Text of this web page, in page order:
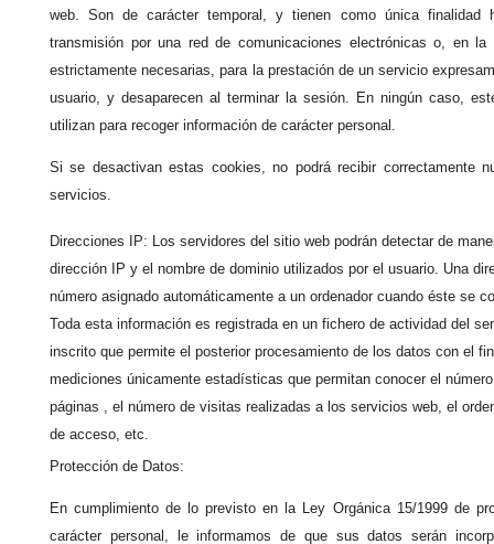
web. Son de carácter temporal, y tienen como única finalidad
transmisión por una red de comunicaciones electrónicas o, en la
estrictamente necesarias, para la prestación de un servicio
usuario, y desaparecen al terminar la sesión. En ningún caso,
utilizan para recoger información de carácter personal.
Si se desactivan estas cookies, no podrá recibir correctamente
servicios.
Direcciones IP: Los servidores del sitio web podrán detectar de
dirección IP y el nombre de dominio utilizados por el usuario. Una
número asignado automáticamente a un ordenador cuando éste se
Toda esta información es registrada en un fichero de actividad del
inscrito que permite el posterior procesamiento de los datos con el
mediciones únicamente estadísticas que permitan conocer el
páginas , el número de visitas realizadas a los servicios web, el
de acceso, etc.
Protección de Datos:
En cumplimiento de lo previsto en la Ley Orgánica 15/1999 de
carácter personal, le informamos de que sus datos serán